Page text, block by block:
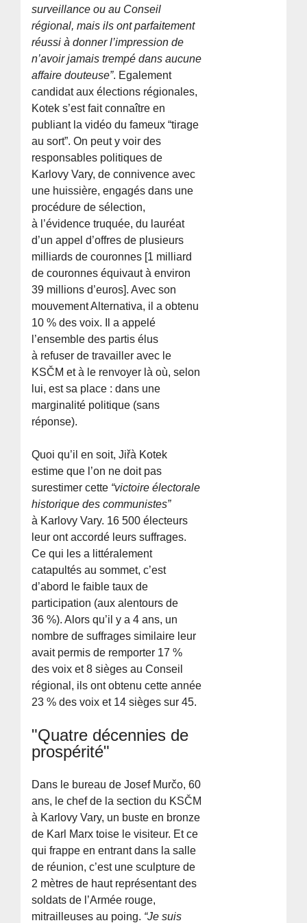
surveillance ou au Conseil
régional, mais ils ont parfaitement
réussi à donner l’impression de
n’avoir jamais trempé dans aucune
affaire douteuse”. Egalement
candidat aux élections régionales,
Kotek s’est fait connaître en
publiant la vidéo du fameux “tirage
au sort”. On peut y voir des
responsables politiques de
Karlovy Vary, de connivence avec
une huissière, engagés dans une
procédure de sélection,
à l’évidence truquée, du lauréat
d’un appel d’offres de plusieurs
milliards de couronnes [1 milliard
de couronnes équivaut à environ
39 millions d’euros]. Avec son
mouvement Alternativa, il a obtenu
10 % des voix. Il a appelé
l’ensemble des partis élus
à refuser de travailler avec le
KSČM et à le renvoyer là où, selon
lui, est sa place : dans une
marginalité politique (sans
réponse).
Quoi qu’il en soit, Jiřà­ Kotek
estime que l’on ne doit pas
surestimer cette “victoire électorale
historique des communistes”
à Karlovy Vary. 16 500 électeurs
leur ont accordé leurs suffrages.
Ce qui les a littéralement
catapultés au sommet, c’est
d’abord le faible taux de
participation (aux alentours de
36 %). Alors qu’il y a 4 ans, un
nombre de suffrages similaire leur
avait permis de remporter 17 %
des voix et 8 sièges au Conseil
régional, ils ont obtenu cette année
23 % des voix et 14 sièges sur 45.
"Quatre décennies de
prospérité"
Dans le bureau de Josef Murčo, 60
ans, le chef de la section du KSČM
à Karlovy Vary, un buste en bronze
de Karl Marx toise le visiteur. Et ce
qui frappe en entrant dans la salle
de réunion, c’est une sculpture de
2 mètres de haut représentant des
soldats de l’Armée rouge,
mitrailleuses au poing. “Je suis